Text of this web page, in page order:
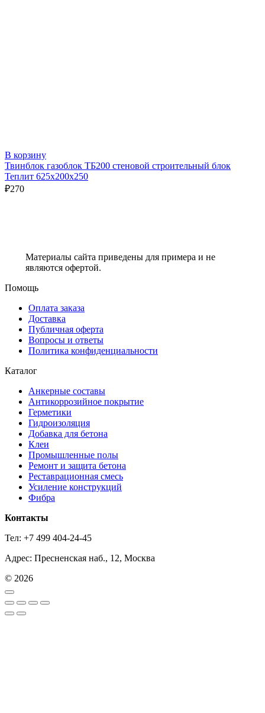
В корзину
Твинблок газоблок ТБ200 стеновой строительный блок
Теплит 625х200х250
₽270
Материалы сайта приведены для примера и не
являются офертой.
Помощь
Оплата заказа
Доставка
Публичная оферта
Вопросы и ответы
Политика конфиденциальности
Каталог
Анкерные составы
Антикоррозийное покрытие
Герметики
Гидроизоляция
Добавка для бетона
Клеи
Промышленные полы
Ремонт и защита бетона
Реставрационная смесь
Усиление конструкций
Фибра
Контакты
Тел: +7 499 404-24-45
Адрес: Пресненская наб., 12, Москва
© 2026